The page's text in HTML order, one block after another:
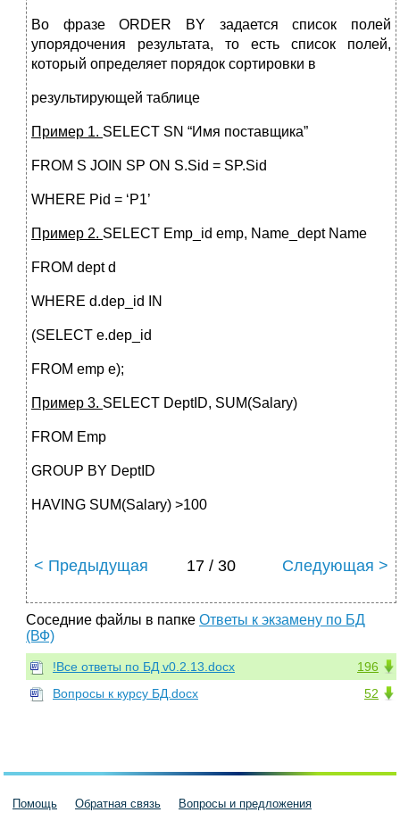
Во фразе ORDER BY задается список полей
упорядочения результата, то есть список полей,
который определяет порядок сортировки в
результирующей таблице
Пример 1. SELECT SN “Имя поставщика”
FROM S JOIN SP ON S.Sid = SP.Sid
WHERE Pid = ‘P1’
Пример 2. SELECT Emp_id emp, Name_dept Name
FROM dept d
WHERE d.dep_id IN
(SELECT e.dep_id
FROM emp e);
Пример 3. SELECT DeptID, SUM(Salary)
FROM Emp
GROUP BY DeptID
HAVING SUM(Salary) >100
< Предыдущая 17 / 30 Следующая >
Соседние файлы в папке Ответы к экзамену по БД
(ВФ)
196
!Все ответы по БД v0.2.13.docx
52
Вопросы к курсу БД.docx
Помощь Обратная связь Вопросы и предложения